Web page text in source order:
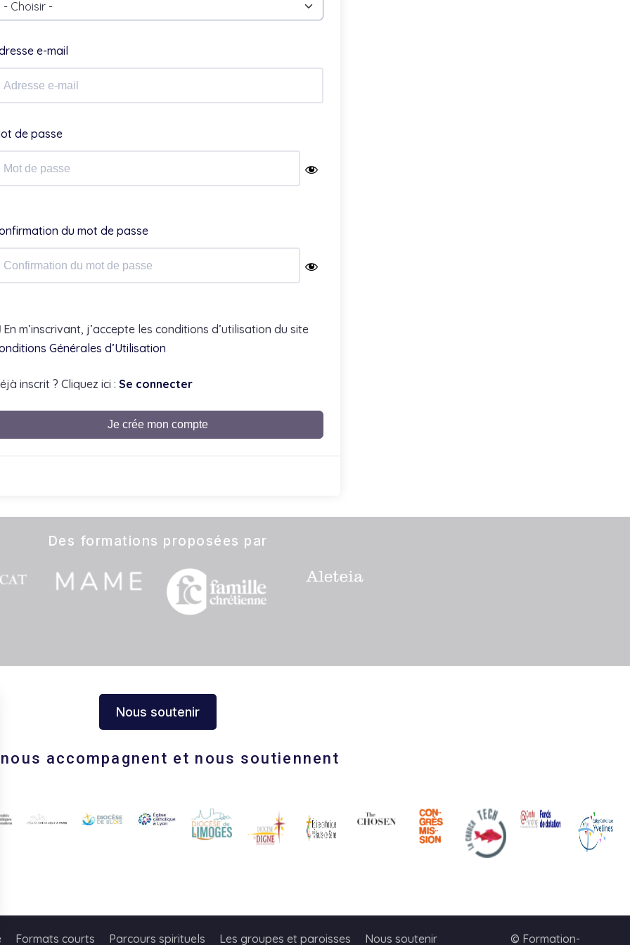
- Choisir -
e-mail
de passe
du mot de passe
En m’inscrivant, j’accepte les conditions d’utilisation du site
Générales d’Utilisation
inscrit ? Cliquez ici : Se connecter
Je crée mon compte
Des formations proposées par
Nous soutenir
accompagnent et nous soutiennent
Formats courts Parcours spirituels Les groupes et paroisses Nous soutenir © Formation-